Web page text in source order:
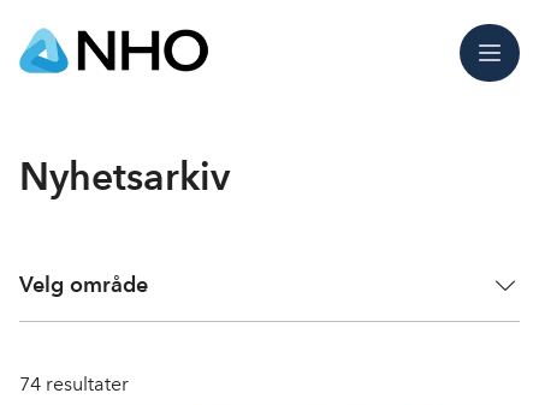
Meny
Nyhetsarkiv
Velg område
74 resultater